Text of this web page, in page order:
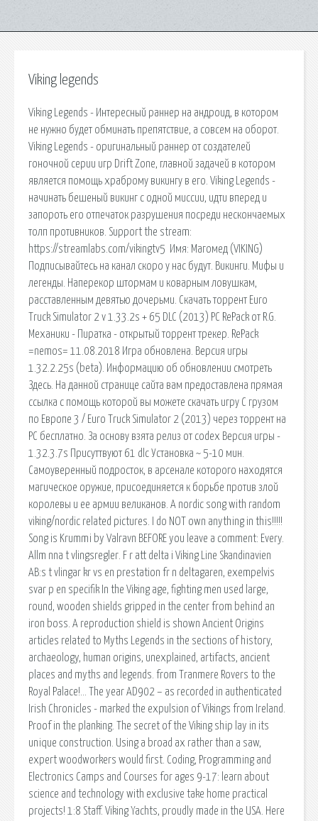
Viking legends
Viking Legends - Интересный раннер на андроид, в котором
не нужно будет обминать препятствие, а совсем на оборот.
Viking Legends - оригинальный раннер от создателей
гоночной серии игр Drift Zone, главной задачей в котором
является помощь храброму викингу в его. Viking Legends -
начинать бешеный викинг с одной миссии, идти вперед и
запороть его отпечаток разрушения посреди нескончаемых
толп противников. Support the stream:
https://streamlabs.com/vikingtv5 ️ Имя: Магомед (VIKING)
Подписывайтесь на канал скоро у нас будут. Викинги. Мифы и
легенды. Наперекор штормам и коварным ловушкам,
расставленным девятью дочерьми. Скачать торрент Euro
Truck Simulator 2 v 1.33.2s + 65 DLC (2013) PC RePack от R.G.
Механики - Пиратка - открытый торрент трекер. RePack
=nemos= 11.08.2018 Игра обновлена. Версия игры
1.32.2.25s (beta). Информацию об обновлении смотреть
Здесь. На данной странице сайта вам предоставлена прямая
ссылка с помощь которой вы можете скачать игру С грузом
по Европе 3 / Euro Truck Simulator 2 (2013) через торрент на
PC бесплатно. За основу взята релиз от codex Версия игры -
1.32.3.7s Присуттвуют 61 dlc Установка ~ 5-10 мин.
Самоуверенный подросток, в арсенале которого находятся
магическое оружие, присоединяется к борьбе против злой
королевы и ее армии великанов. A nordic song with random
viking/nordic related pictures. I do NOT own anything in this!!!!!
Song is Krummi by Valravn BEFORE you leave a comment: Every.
Allm nna t vlingsregler. F r att delta i Viking Line Skandinavien
AB:s t vlingar kr vs en prestation fr n deltagaren, exempelvis
svar p en specifik In the Viking age, fighting men used large,
round, wooden shields gripped in the center from behind an
iron boss. A reproduction shield is shown Ancient Origins
articles related to Myths Legends in the sections of history,
archaeology, human origins, unexplained, artifacts, ancient
places and myths and legends. from Tranmere Rovers to the
Royal Palace!… The year AD902 – as recorded in authenticated
Irish Chronicles - marked the expulsion of Vikings from Ireland.
Proof in the planking. The secret of the Viking ship lay in its
unique construction. Using a broad ax rather than a saw,
expert woodworkers would first. Coding, Programming and
Electronics Camps and Courses for ages 9-17: learn about
science and technology with exclusive take home practical
projects! 1:8 Staff. Viking Yachts, proudly made in the USA. Here